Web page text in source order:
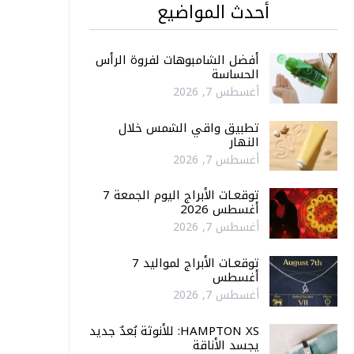
أحدث المواضيع
أفضل الشامبوهات لفروة الرأس
الحساسة
أغسطس 7, 2026
تطبيق واقي الشمس خلال
النهار
أغسطس 7, 2026
توقعـات الأبراج اليوم الجمعة 7
أغسطس 2026
أغسطس 7, 2026
توقعـات الأبراج لمواليد 7
أغسطس
أغسطس 7, 2026
HAMPTON XS: للأنوثة بُعدٌ جديد
يجسد الأناقة